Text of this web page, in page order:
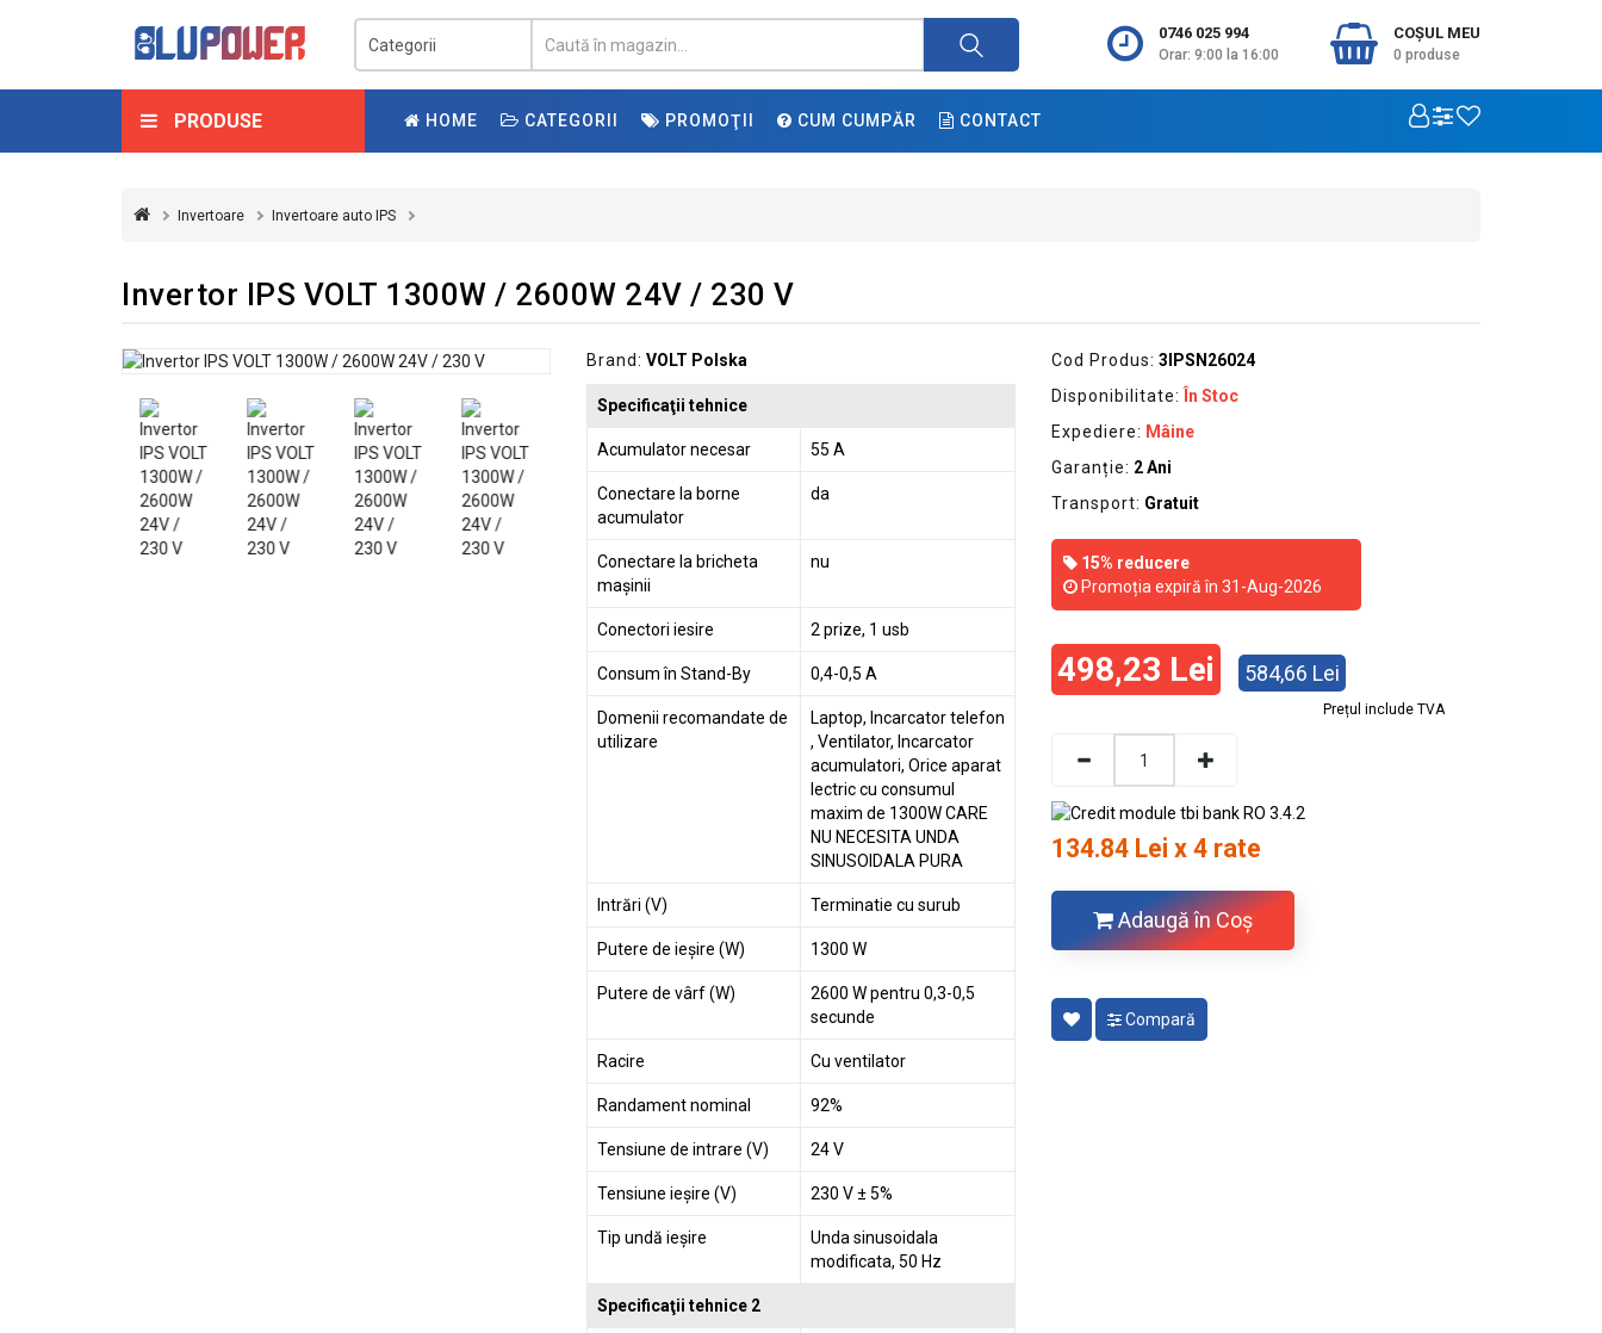
0746 025 994
Orar: 9:00 la 16:00
COŞUL MEU
0 produse
PRODUSE HOME CATEGORII PROMOŢII CUM CUMPĂR CONTACT
Invertoare Invertoare auto IPS
Invertor IPS VOLT 1300W / 2600W 24V / 230 V
Brand: VOLT Polska
Specificaţii tehnice
Acumulator necesar 55 A
Conectare la borne
acumulator
da
Conectare la bricheta
mașinii
nu
Conectori iesire 2 prize, 1 usb
Consum în Stand-By 0,4-0,5 A
Domenii recomandate de
utilizare
Laptop, Incarcator telefon
, Ventilator, Incarcator
acumulatori, Orice aparat
lectric cu consumul
maxim de 1300W CARE
NU NECESITA UNDA
SINUSOIDALA PURA
Intrări (V) Terminatie cu surub
Putere de ieșire (W) 1300 W
Putere de vârf (W)
2600 W pentru 0,3-0,5
secunde
Racire Cu ventilator
Randament nominal 92%
Tensiune de intrare (V) 24 V
Tensiune ieșire (V) 230 V ± 5%
Tip undă ieșire
Unda sinusoidala
modificata, 50 Hz
Specificaţii tehnice 2
Cod Produs: 3IPSN26024
Disponibilitate:
În Stoc
Expediere: Mâine
Garanție: 2 Ani
Transport: Gratuit
15% reducere
Promoția expiră în 31-Aug-2026
498,23 Lei 584,66 Lei
Prețul include TVA
134.84 Lei x 4 rate
Adaugă în Coş
Compară